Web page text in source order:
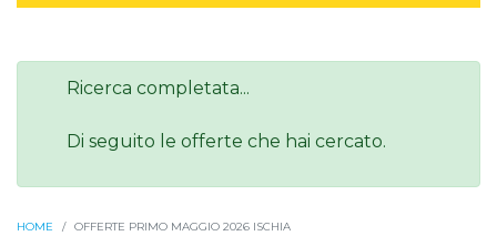
Ricerca completata...
Di seguito le offerte che hai cercato.
HOME OFFERTE PRIMO MAGGIO 2026 ISCHIA